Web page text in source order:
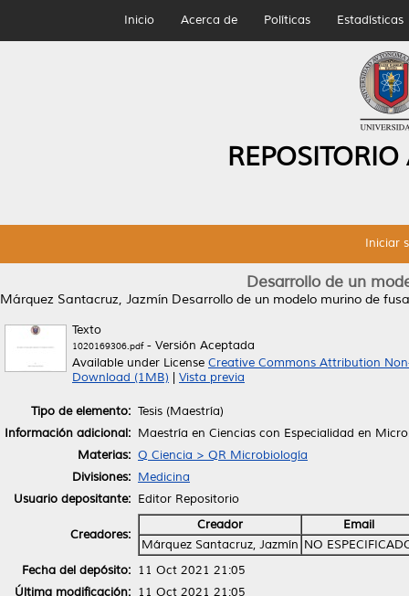
Inicio Acerca de Políticas Estadísticas
Iniciar
Desarrollo de un
Márquez Santacruz, Jazmín Desarrollo de un modelo murino de
Texto
1020169306.pdf- Versión Aceptada
Available under License Creative Commons Attribution
Download (1MB)
Vista previa
Tipo de elemento: Tesis (Maestría)
Información adicional: Maestría en Ciencias con Especialidad en
Materias: Q Ciencia > QR Microbiología
Divisiones: Medicina
Usuario depositante: Editor Repositorio
Creadores:
Creador
Email
Márquez Santacruz, Jazmín NO
Fecha del depósito: 11 Oct 2021 21:05
Última modificación: 11 Oct 2021 21:05